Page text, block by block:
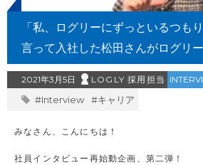
IR
お問い合わせ
「私、ログリーにずっといるつも
言って入社した松田さんがログリ
2021年3月5日 LOGLY 採用担当
#Interview #キャリア
みなさん、こんにちは！
社員インタビュー再始動企画、第二弾！